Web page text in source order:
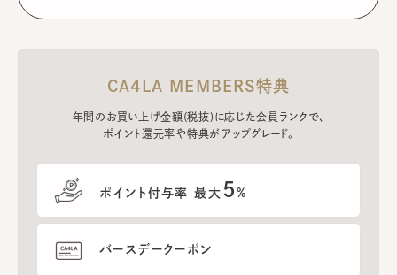
CA4LA MEMBERS特典
年間のお買い上げ金額(税抜)に応じた会員ランクで、
ポイント還元率や特典がアップグレード。
ポイント付与率 最大 5%
バースデークーポン